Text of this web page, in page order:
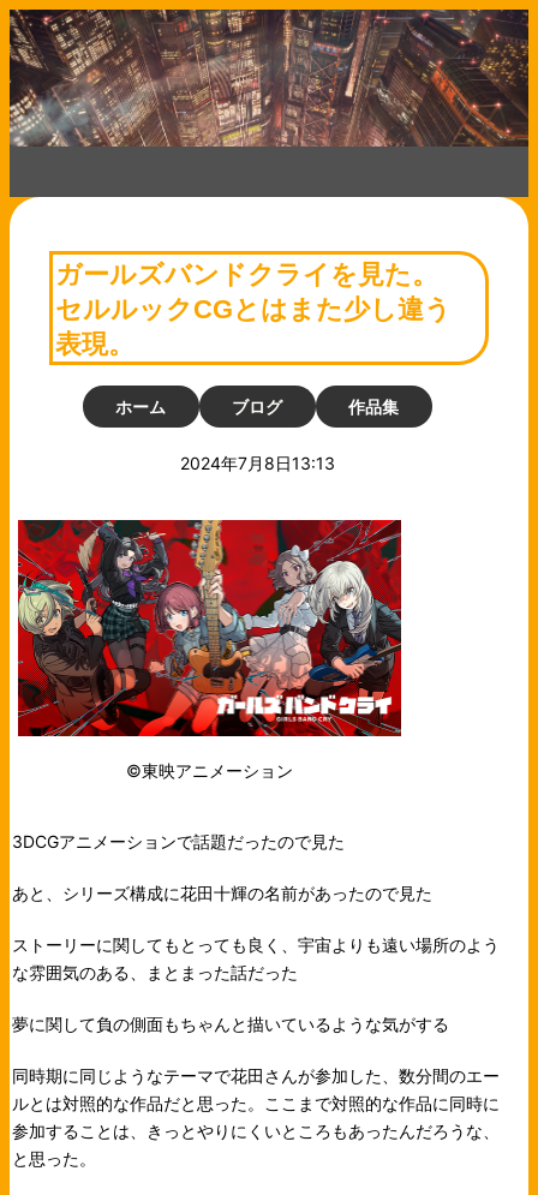
コ
ン
テ
ン
ツ
へ
ッ
ガールズバンドクライを見た。
セルルックCGとはまた少し違う
表現。
ホーム ブログ 作品集
2024年7月8日13:13
©東映アニメーション
3DCGアニメーションで話題だったので見た
あと、シリーズ構成に花田十輝の名前があったので見た
ストーリーに関してもとっても良く、宇宙よりも遠い場所のよう
な雰囲気のある、まとまった話だった
夢に関して負の側面もちゃんと描いているような気がする
同時期に同じようなテーマで花田さんが参加した、数分間のエー
ルとは対照的な作品だと思った。ここまで対照的な作品に同時に
参加することは、きっとやりにくいところもあったんだろうな、
と思った。